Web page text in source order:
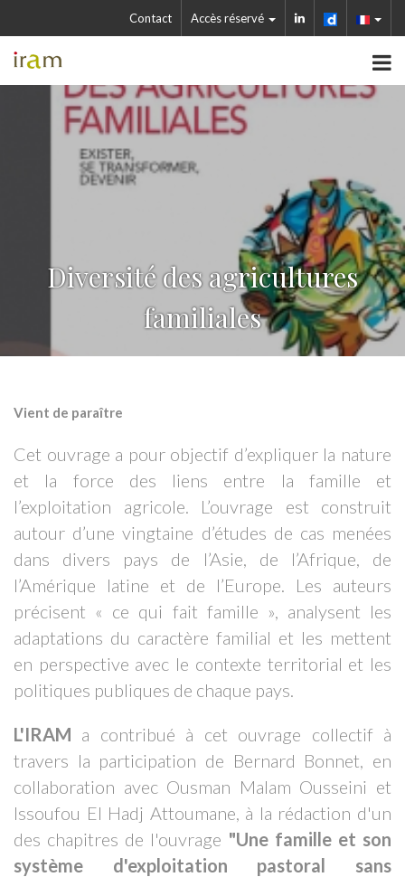
Contact Accès réservé
Diversité des agricultures
familiales
Vient de paraître
Cet ouvrage a pour objectif d’expliquer la nature
et la force des liens entre la famille et
l’exploitation agricole. L’ouvrage est construit
autour d’une vingtaine d’études de cas menées
dans divers pays de l’Asie, de l’Afrique, de
l’Amérique latine et de l’Europe. Les auteurs
précisent « ce qui fait famille », analysent les
adaptations du caractère familial et les mettent
en perspective avec le contexte territorial et les
politiques publiques de chaque pays.
L'IRAM a contribué à cet ouvrage collectif à
travers la participation de Bernard Bonnet, en
collaboration avec Ousman Malam Ousseini et
Issoufou El Hadj Attoumane, à la rédaction d'un
des chapitres de l'ouvrage "Une famille et son
système d'exploitation pastoral sans